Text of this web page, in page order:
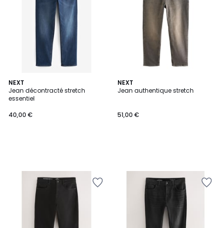
NEXT
Jean décontracté stretch
essentiel
40,00 €
NEXT
Jean authentique stretch
51,00 €